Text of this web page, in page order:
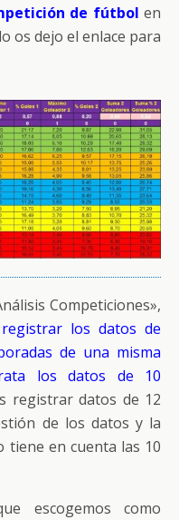
de fútbol en
os dejo el enlace para
Competiciones»,
registrar los datos de
de una misma
los datos de 10
registrar datos de 12
de los datos y la
tiene en cuenta las 10
escogemos como